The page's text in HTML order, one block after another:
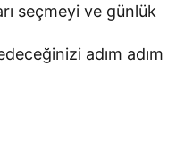
seçmeyi ve günlük
adım adım